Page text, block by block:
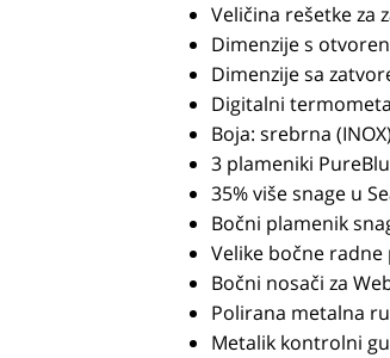
Veličina rešetke za
Dimenzije s
Dimenzije sa
Digitalni
Boja: srebrna
3 plameniki
35% više snage u
Bočni plamenik
Velike bočne radne
Bočni nosači za
Polirana metalna
Metalik kontrolni